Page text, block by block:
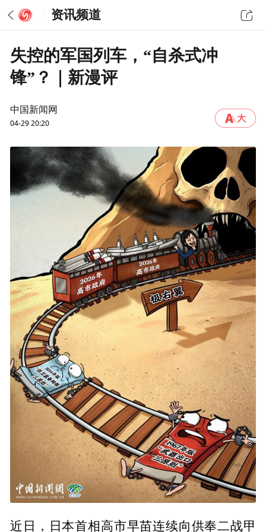
资讯频道
失控的军国列车，“自杀式冲
锋”？｜新漫评
中国新闻网
04-29 20:20
近日，日本首相高市早苗连续向供奉二战甲